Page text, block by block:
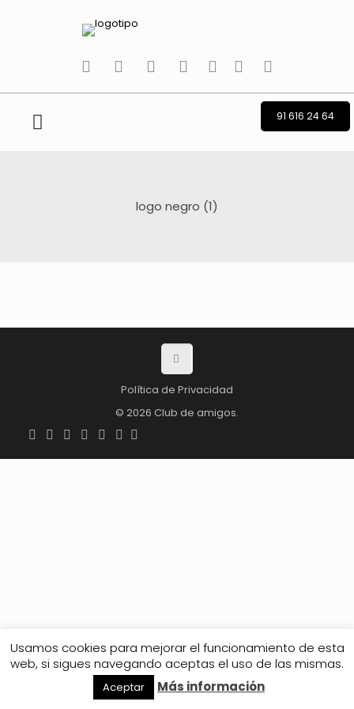
tiktokfacebook
instagram
TwitterYoutube
Telegramwhatsapp
91 616 24 64
logo negro (1)
Política de Privacidad
© 2026 Club de amigos.
Usamos cookies para mejorar el funcionamiento de esta
web, si sigues navegando aceptas el uso de las mismas.
Aceptar Más información